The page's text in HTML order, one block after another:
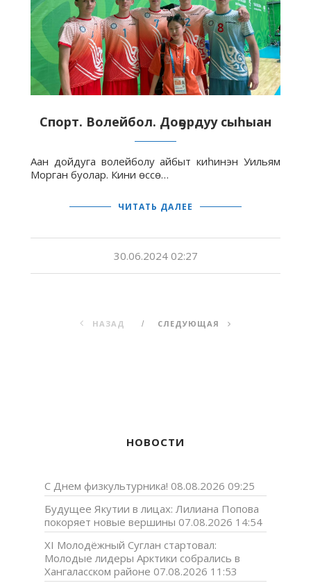
Спорт. Волейбол. Доҕордуу сыһыан
Аан дойдуга волейболу айбыт киһинэн Уильям
Морган буолар. Кини өссө…
ЧИТАТЬ ДАЛЕЕ
30.06.2024 02:27
НАЗАД СЛЕДУЮЩАЯ
НОВОСТИ
С Днем физкультурника! 08.08.2026 09:25
Будущее Якутии в лицах: Лилиана Попова
покоряет новые вершины 07.08.2026 14:54
XI Молодёжный Суглан стартовал:
Молодые лидеры Арктики собрались в
Хангаласском районе 07.08.2026 11:53